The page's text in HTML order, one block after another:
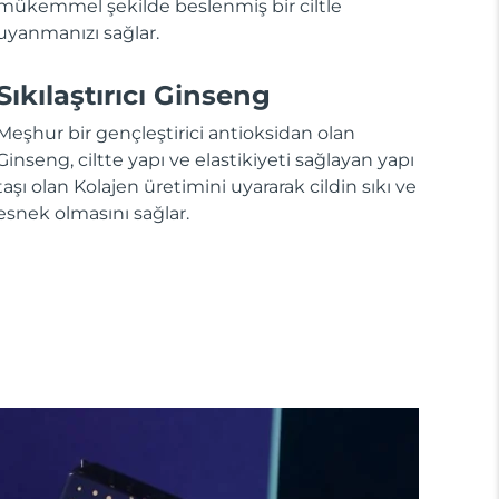
şekilde beslenmiş bir ciltle
sağlar.
Ginseng
bir gençleştirici antioksidan olan
ciltte yapı ve elastikiyeti sağlayan yapı
olan Kolajen üretimini uyararak cildin sıkı ve
olmasını sağlar.